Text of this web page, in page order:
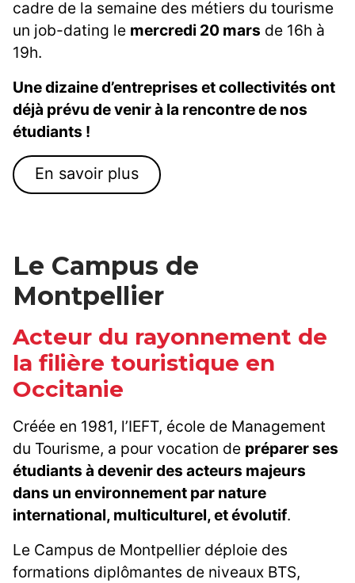
cadre de la semaine des métiers du tourisme
un job-dating le mercredi 20 mars de 16h à
19h.
Une dizaine d’entreprises et collectivités ont
déjà prévu de venir à la rencontre de nos
étudiants !
En savoir plus
Le Campus de
Montpellier
Acteur du rayonnement de
la filière touristique en
Occitanie
Créée en 1981, l’IEFT, école de Management
du Tourisme, a pour vocation de préparer ses
étudiants à devenir des acteurs majeurs
dans un environnement par nature
international, multiculturel, et évolutif.
Le Campus de Montpellier déploie des
formations diplômantes de niveaux BTS,